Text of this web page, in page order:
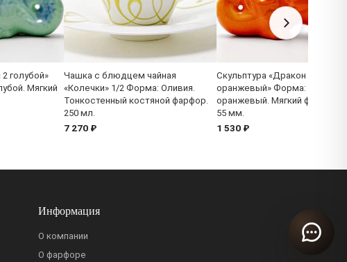
голубой»
Мягкий
Чашка с блюдцем чайная
«Колечки» 1/2 Форма: Оливия.
Тонкостенный костяной фарфор.
250 мл.
7 270 ₽
Скульптура «Дракон 2
оранжевый» Форма: Дракон
оранжевый. Мягкий фарфор.
55 мм.
1 530 ₽
Информация
О компании
О фарфоре